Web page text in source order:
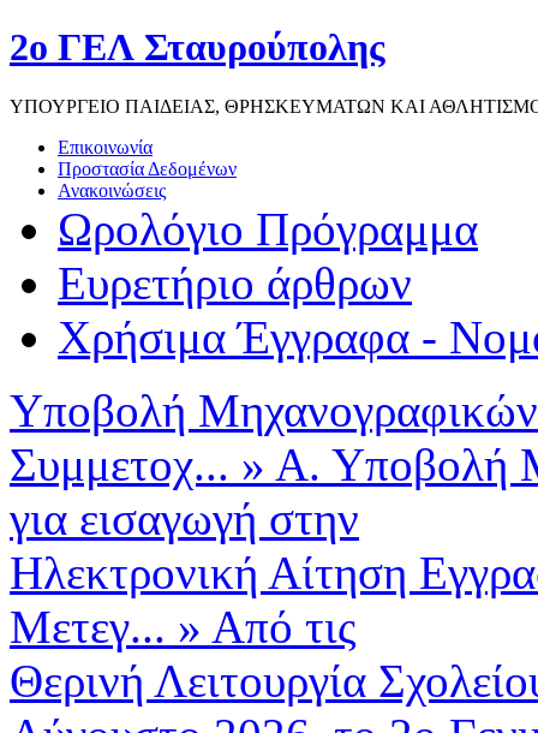
2ο ΓΕΛ Σταυρούπολης
ΥΠΟΥΡΓΕΙΟ ΠΑΙΔΕΙΑΣ, ΘΡΗΣΚΕΥΜΑΤΩΝ ΚΑΙ
Επικοινωνία
Προστασία Δεδομένων
Ανακοινώσεις
Ωρολόγιο Πρόγραμμα
Ευρετήριο άρθρων
Χρήσιμα Έγγραφα -
Υποβολή
Συμμετοχ... » Α. Υποβολή
για εισαγωγή στην
Ηλεκτρονική Αίτηση
Μετεγ... » Από τις
Θερινή Λειτουργία